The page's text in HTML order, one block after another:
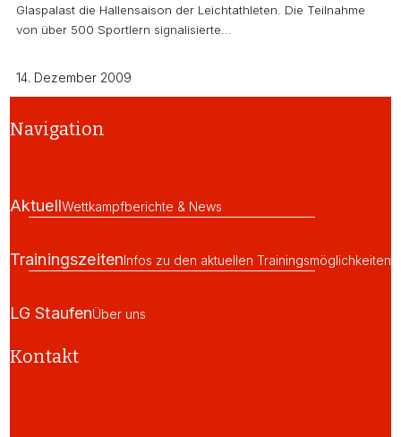
Glaspalast die Hallensaison der Leichtathleten. Die Teilnahme
von über 500 Sportlern signalisierte…
14. Dezember 2009
Navigation
AktuellWettkampfberichte & News
TrainingszeitenInfos zu den aktuellen Trainingsmöglichkeiten
LG StaufenÜber uns
Kontakt